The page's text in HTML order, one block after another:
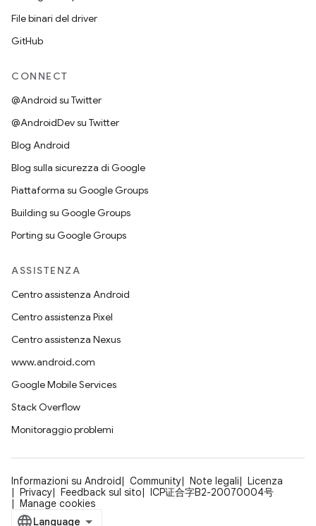
File binari del driver
GitHub
CONNECT
@Android su Twitter
@AndroidDev su Twitter
Blog Android
Blog sulla sicurezza di Google
Piattaforma su Google Groups
Building su Google Groups
Porting su Google Groups
ASSISTENZA
Centro assistenza Android
Centro assistenza Pixel
Centro assistenza Nexus
www.android.com
Google Mobile Services
Stack Overflow
Monitoraggio problemi
Informazioni su Android Community Note legali
Licenza
Privacy
Feedback sul sito
ICP证合字B2-20070004号
Manage cookies